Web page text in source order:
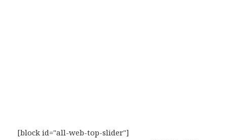
[block id="all-web-top-slider"]